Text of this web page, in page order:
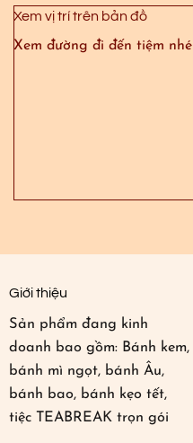
Xem vị trí trên bản đồ
Xem đường đi đến tiệm nhé
Giới thiệu
Sản phẩm đang kinh
doanh bao gồm: Bánh kem,
bánh mì ngọt, bánh Âu,
bánh bao, bánh kẹo tết,
tiệc TEABREAK trọn gói